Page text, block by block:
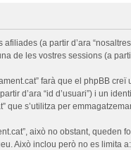
(a partir d’ara
de les vostres sessions (a
farà que el phpBB
d’ara “id d’usuari”) i un
s’utilitza per
això no obstant,
Això inclou però no es limita